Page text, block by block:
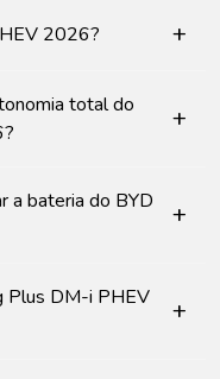
2026? +
total do
+
a bateria do BYD
+
Plus DM-i PHEV
+